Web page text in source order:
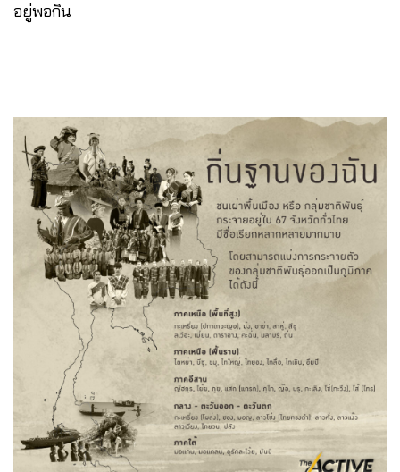
อยู่พอกิน